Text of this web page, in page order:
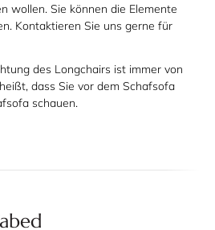
wollen. Sie können die Elemente
Kontaktieren Sie uns gerne für
des Longchairs ist immer von
dass Sie vor dem Schafsofa
schauen.